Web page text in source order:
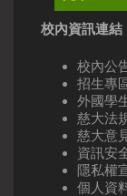
校內資訊連結
校內公
招生專
外國學
慈大法
慈大意
資訊安
隱私權
個人資